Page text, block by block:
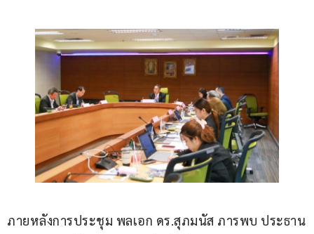
ภายหลังการประชุม พลเอก ดร.สุภมนัส ภารพบ ประธาน